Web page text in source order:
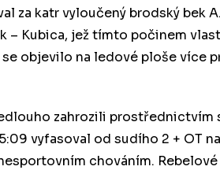
za katr vyloučený brodský bek
– Kubica, jež tímto počinem
objevilo na ledové ploše více
zahrozili prostřednictvím
vyfasoval od sudího 2 + OT
chováním.